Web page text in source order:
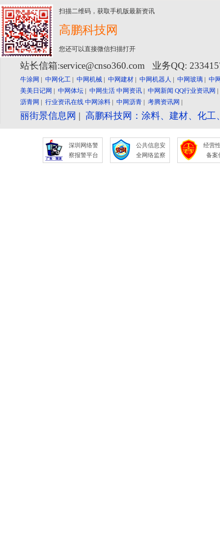
扫描二维码，获取手机版最新资讯
高鹏科技网
您还可以直接微信扫描打开
站长信箱:service@cnso360.com 业务QQ:
牛涂网 | 中网化工 | 中网机械 | 中网建材 | 中网机器人 | 中网玻璃 | 中
美美日记网 | 中网体坛 | 中网生活 中网资讯 | 中网新闻 QQ行业资讯网
沥青网 | 行业资讯在线 中网涂料 | 中网沥青 | 考腾资讯网 |
丽街景信息网 | 高鹏科技网：涂料、建材、化
深圳网络警
察报警平台
公共信息安
全网络监察
经营
备案